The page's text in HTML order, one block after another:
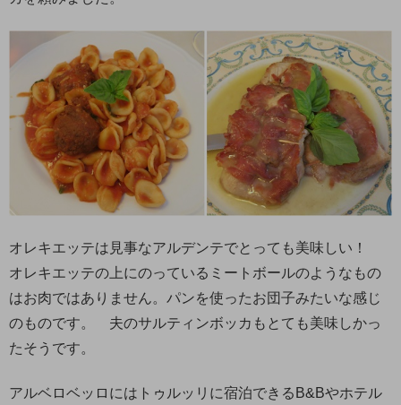
オレキエッテは見事なアルデンテでとっても美味しい！
オレキエッテの上にのっているミートボールのようなもの
はお肉ではありません。パンを使ったお団子みたいな感じ
のものです。 夫のサルティンボッカもとても美味しかっ
たそうです。
アルベロベッロにはトゥルッリに宿泊できるB&Bやホテル